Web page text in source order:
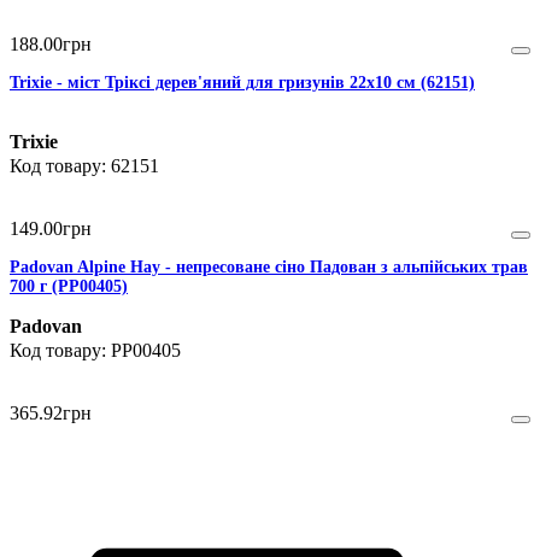
188.00грн
Trixie - міст Тріксі дерев'яний для гризунів 22х10 см (62151)
Trixie
62151
149.00грн
Padovan Alpine Hay - непресоване сіно Падован з альпійських трав
700 г (PP00405)
Padovan
PP00405
365.92грн